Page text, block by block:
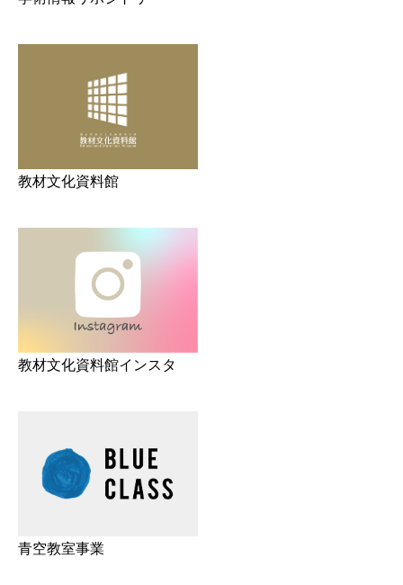
教材文化資料館
教材文化資料館インスタ
青空教室事業